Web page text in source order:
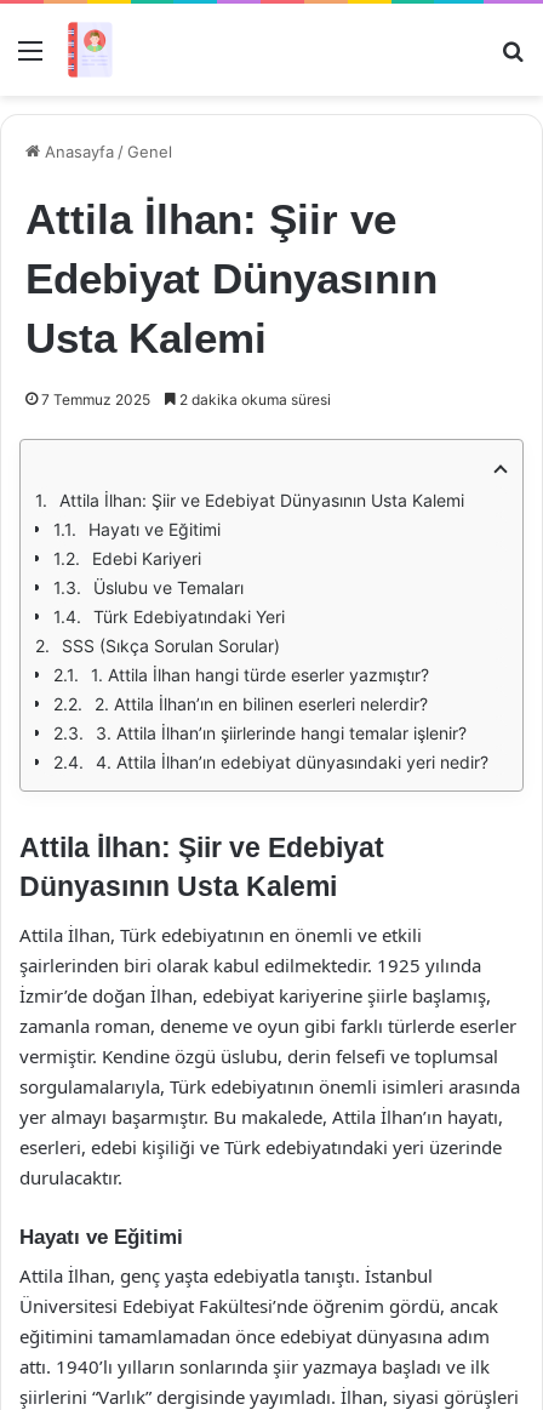
Menü
Anasayfa /Genel
Attila İlhan: Şiir ve
Edebiyat Dünyasının
Usta Kalemi
7 Temmuz 2025 2 dakika okuma süresi
Attila İlhan: Şiir ve Edebiyat Dünyasının Usta Kalemi
Hayatı ve Eğitimi
Edebi Kariyeri
Üslubu ve Temaları
Türk Edebiyatındaki Yeri
SSS (Sıkça Sorulan Sorular)
1. Attila İlhan hangi türde eserler yazmıştır?
2. Attila İlhan’ın en bilinen eserleri nelerdir?
3. Attila İlhan’ın şiirlerinde hangi temalar işlenir?
4. Attila İlhan’ın edebiyat dünyasındaki yeri nedir?
Attila İlhan: Şiir ve Edebiyat
Dünyasının Usta Kalemi
Attila İlhan, Türk edebiyatının en önemli ve etkili
şairlerinden biri olarak kabul edilmektedir. 1925 yılında
İzmir’de doğan İlhan, edebiyat kariyerine şiirle başlamış,
zamanla roman, deneme ve oyun gibi farklı türlerde eserler
vermiştir. Kendine özgü üslubu, derin felsefi ve toplumsal
sorgulamalarıyla, Türk edebiyatının önemli isimleri arasında
yer almayı başarmıştır. Bu makalede, Attila İlhan’ın hayatı,
eserleri, edebi kişiliği ve Türk edebiyatındaki yeri üzerinde
durulacaktır.
Hayatı ve Eğitimi
Attila İlhan, genç yaşta edebiyatla tanıştı. İstanbul
Üniversitesi Edebiyat Fakültesi’nde öğrenim gördü, ancak
eğitimini tamamlamadan önce edebiyat dünyasına adım
attı. 1940’lı yılların sonlarında şiir yazmaya başladı ve ilk
şiirlerini “Varlık” dergisinde yayımladı. İlhan, siyasi görüşleri